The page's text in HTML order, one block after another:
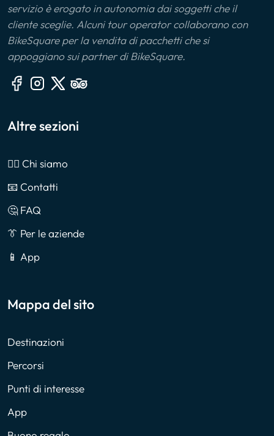
servizio è erogato in autonomia dai soggetti che il
cliente sceglie. Alcuni tour operator collaborano con
BikeSquare per la vendita di pacchetti che si
appoggiano sui partner di BikeSquare.
Altre sezioni
🙎‍♂️ Chi siamo
📧 Contatti
🤔 FAQ
👔 Per le aziende
📱 App
Mappa del sito
Destinazioni
Percorsi
Punti di interesse
App